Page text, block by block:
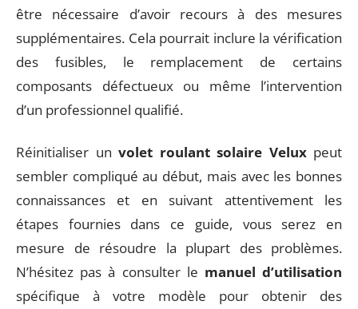
être nécessaire d’avoir recours à des mesures
supplémentaires. Cela pourrait inclure la vérification
des fusibles, le remplacement de certains
composants défectueux ou même l’intervention
d’un professionnel qualifié.
Réinitialiser un volet roulant solaire Veluxpeut
sembler compliqué au début, mais avec les bonnes
connaissances et en suivant attentivement les
étapes fournies dans ce guide, vous serez en
mesure de résoudre la plupart des problèmes.
N’hésitez pas à consulter le manuel d’utilisation
spécifique à votre modèle pour obtenir des